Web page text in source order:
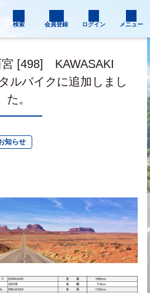
検索 会員登録 ログイン メニュー
宮 [498] KAWASAKI
ルバイクに追加しまし
た。
知らせ